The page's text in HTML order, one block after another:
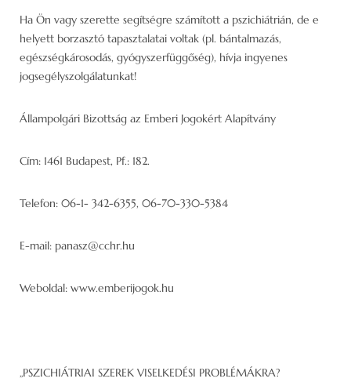
Ha Ön vagy szerette segítségre számított a pszichiátrián, de e
helyett borzasztó tapasztalatai voltak (pl. bántalmazás,
egészségkárosodás, gyógyszerfüggőség), hívja ingyenes
jogsegélyszolgálatunkat!
Állampolgári Bizottság az Emberi Jogokért Alapítvány
Cím: 1461 Budapest, Pf.: 182.
Telefon: 06-1- 342-6355, 06-70-330-5384
E-mail: panasz@cchr.hu
Weboldal: www.emberijogok.hu
„PSZICHIÁTRIAI SZEREK VISELKEDÉSI PROBLÉMÁKRA?